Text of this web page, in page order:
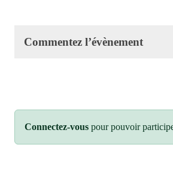
Commentez l’évènement
Connectez-vous pour pouvoir